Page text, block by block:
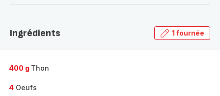
gamme
Ingrédients 1 fournée
400 g Thon
4 Oeufs